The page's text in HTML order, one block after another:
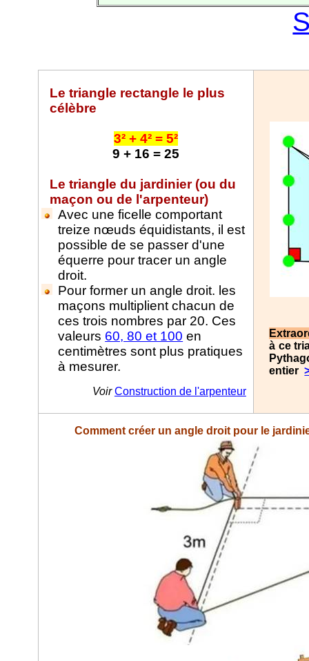
Le triangle rectangle le plus
célèbre
3² + 4² = 5²
9 + 16 = 25
Le triangle du jardinier (ou du
maçon ou de l'arpenteur)
Avec une ficelle comportant
treize nœuds équidistants, il est
possible de se passer d'une
équerre pour tracer un angle
droit.
Pour former un angle droit. les
maçons multiplient chacun de
ces trois nombres par 20. Ces
valeurs 60, 80 et 100 en
centimètres sont plus pratiques
à mesurer.
VoirConstruction de l'arpenteur
à ce
entier
Comment créer un angle droit pour le